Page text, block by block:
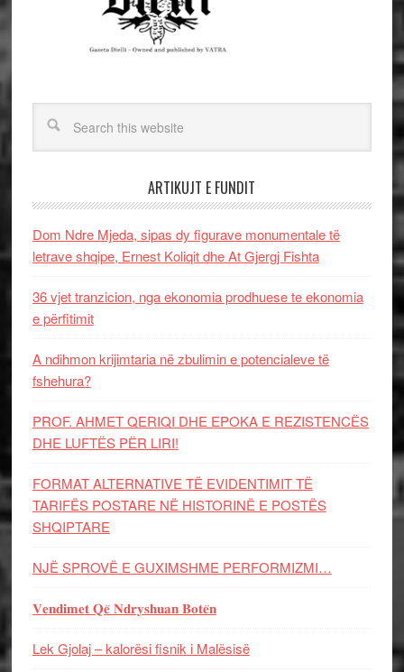
ARTIKUJT E FUNDIT
Dom Ndre Mjeda, sipas dy figurave monumentale të
letrave shqipe, Ernest Koliqit dhe At Gjergj Fishta
36 vjet tranzicion, nga ekonomia prodhuese te ekonomia
e përfitimit
A ndihmon krijimtaria në zbulimin e potencialeve të
fshehura?
PROF. AHMET QERIQI DHE EPOKA E REZISTENCЁS
DHE LUFTЁS PЁR LIRI!
FORMAT ALTERNATIVE TË EVIDENTIMIT TË
TARIFËS POSTARE NË HISTORINË E POSTËS
SHQIPTARE
NJË SPROVË E GUXIMSHME PERFORMIZMI…
𝐕𝐞𝐧𝐝𝐢𝐦𝐞𝐭 𝐐𝐞̈ 𝐍𝐝𝐫𝐲𝐬𝐡𝐮𝐚𝐧 𝐁𝐨𝐭𝐞̈𝐧
Lek Gjolaj – kalorësi fisnik i Malësisë